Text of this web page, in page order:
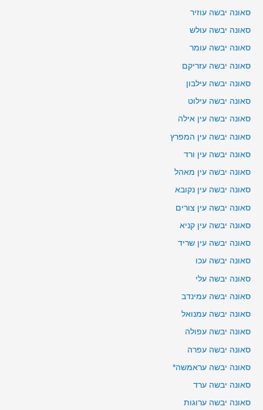
סאונה יבשה עוזיר
סאונה יבשה עולש
סאונה יבשה עומר
סאונה יבשה עזריקם
סאונה יבשה עילבון
סאונה יבשה עילוט
סאונה יבשה עין אילה
סאונה יבשה עין המפרץ
סאונה יבשה עין ורד
סאונה יבשה עין מאהל
סאונה יבשה עין נקובא
סאונה יבשה עין צורים
סאונה יבשה עין קניא
סאונה יבשה עין שריד
סאונה יבשה עכו
סאונה יבשה עלי
סאונה יבשה עמינדב
סאונה יבשה עמנואל
סאונה יבשה עפולה
סאונה יבשה עפרה
סאונה יבשה עראמשה*
סאונה יבשה ערד
סאונה יבשה ערוגות